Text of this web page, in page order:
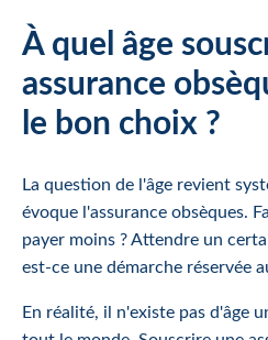
À quel âge
assurance
le bon choix ?
La question de l'âge revient
évoque l'assurance obsèques.
payer moins ? Attendre un
est-ce une démarche réservée
En réalité, il n'existe pas d'âge